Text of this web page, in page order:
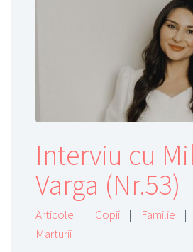
Interviu cu
Varga (Nr.53)
Articole | Copii | Familie |
Marturii